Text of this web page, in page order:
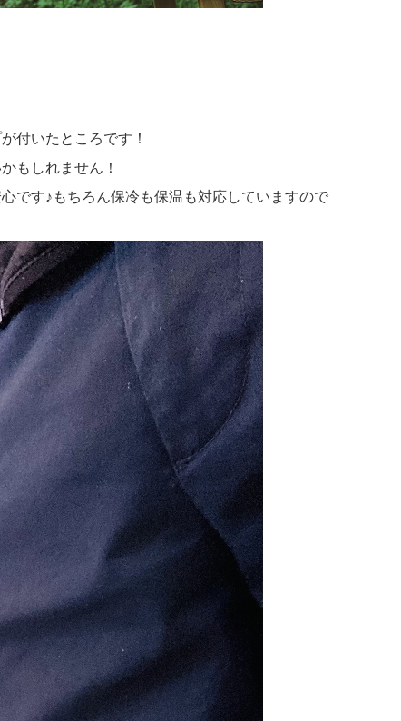
付いたところです！
もしれません！
です♪もちろん保冷も保温も対応していますので